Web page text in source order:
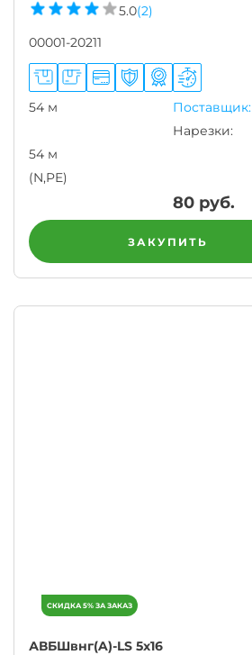
5.0(2)
00001-20211
54 м
Поставщик:
Нарезки:
54 м
(N,PE)
80руб.
ЗАКУПИТЬ
АВБШвнг(A)-LS 5х16